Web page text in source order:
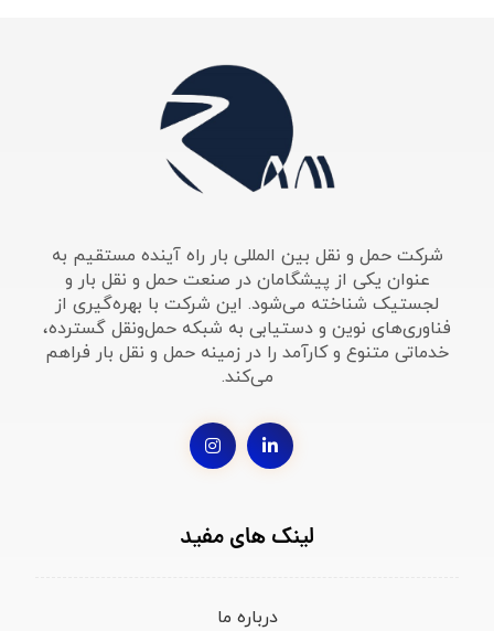
شرکت حمل و نقل بین المللی بار راه آینده مستقیم به
عنوان یکی از پیشگامان در صنعت حمل و نقل بار و
لجستیک شناخته می‌شود. این شرکت با بهره‌گیری از
فناوری‌های نوین و دستیابی به شبکه حمل‌ونقل گسترده،
خدماتی متنوع و کارآمد را در زمینه حمل و نقل بار فراهم
می‌کند.
لینک های مفید
درباره ما